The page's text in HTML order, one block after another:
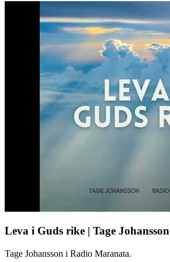
Leva i Guds rike | Tage Johansson
Tage Johansson i Radio Maranata.